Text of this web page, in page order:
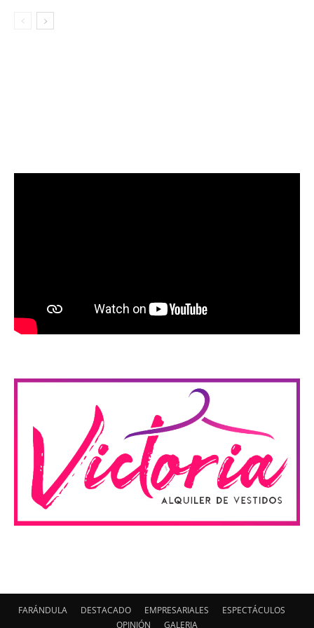
FARÁNDULA DESTACADO EMPRESARIALES
ESPECTÁCULOS
OPINIÓN
GALERIA